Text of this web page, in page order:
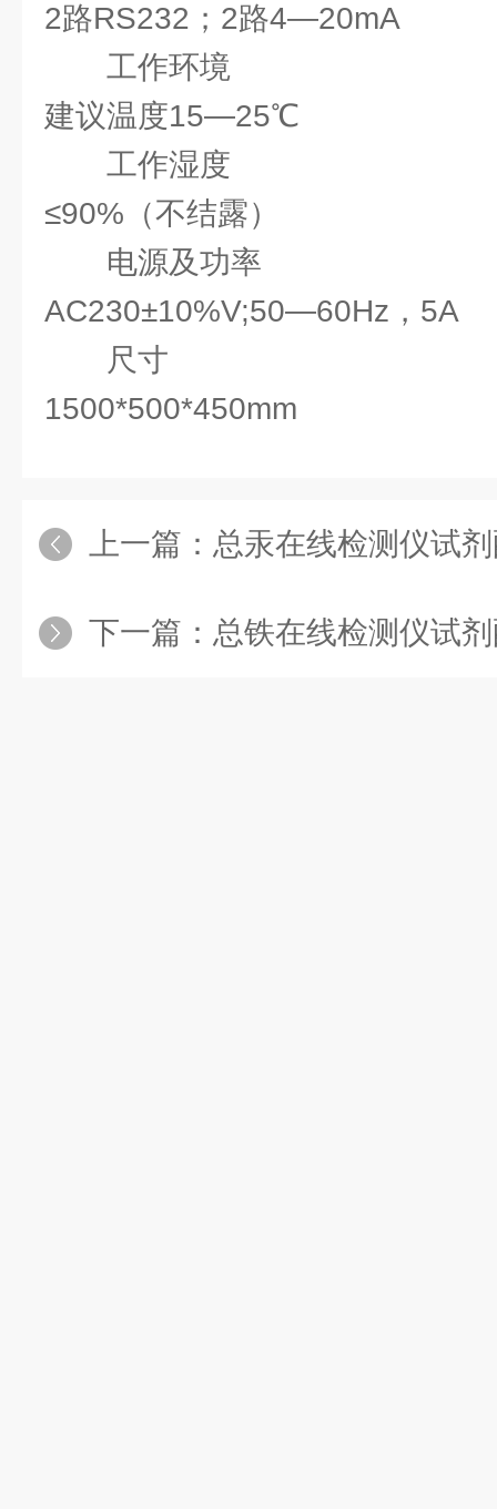
2路RS232；2路4—20mA
工作环境
建议温度15—25℃
工作湿度
≤90%（不结露）
电源及功率
AC230±10%V;50—60Hz，5A
尺寸
1500*500*450mm
上一篇： 总汞在线检测仪试
下一篇： 总铁在线检测仪试